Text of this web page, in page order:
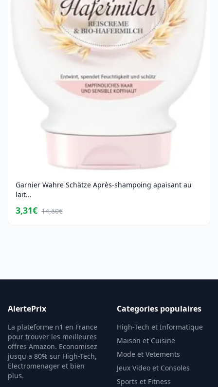
Garnier Wahre Schätze Après-shampoing apaisant au
lait...
3,31€ 14,60€
AlertePrix
La plateforme n1 en France
pour trouver les meilleures
offres Amazon. Economisez
jusqu a 80% sur High-Tech,
Electromenager et bien
plus.
Categories populaires
High-Tech et Informatique
Maison et Cuisine
Mode et Vetements
Jeux Video et Consoles
Sports et Fitness